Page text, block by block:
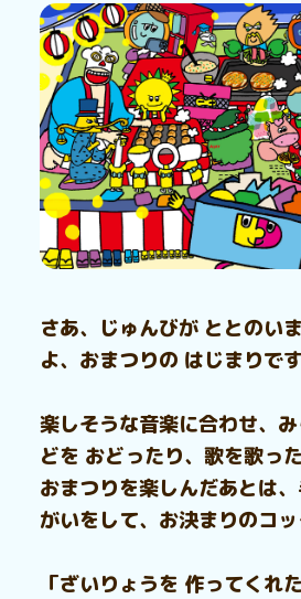
さあ、じゅんびが ととのい
よ、おまつりの はじまりで
楽しそうな音楽に合わせ、
どを おどったり、歌を歌っ
おまつりを楽しんだあとは
がいをして、お決まりのコ
「ざいりょうを 作ってくれ